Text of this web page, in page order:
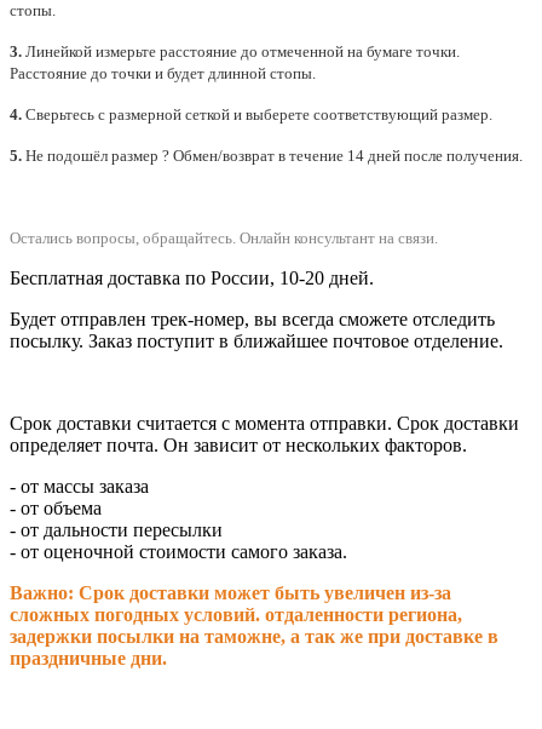
стопы.
3. Линейкой измерьте расстояние до отмеченной на бумаге точки.
Расстояние до точки и будет длинной стопы.
4. Сверьтесь с размерной сеткой и выберете соответствующий размер.
5. Не подошёл размер ? Обмен/возврат в течение 14 дней после получения.
Остались вопросы, обращайтесь. Онлайн консультант на связи.
Бесплатная доставка по России, 10-20 дней.
Будет отправлен трек-номер, вы всегда сможете отследить
посылку. Заказ поступит в ближайшее почтовое отделение.
Срок доставки считается с момента отправки. Срок доставки
определяет почта. Он зависит от нескольких факторов.
- от массы заказа
- от объема
- от дальности пересылки
- от оценочной стоимости самого заказа.
Важно: Срок доставки может быть увеличен из-за
сложных погодных условий. отдаленности региона,
задержки посылки на таможне, а так же при доставке в
праздничные дни.